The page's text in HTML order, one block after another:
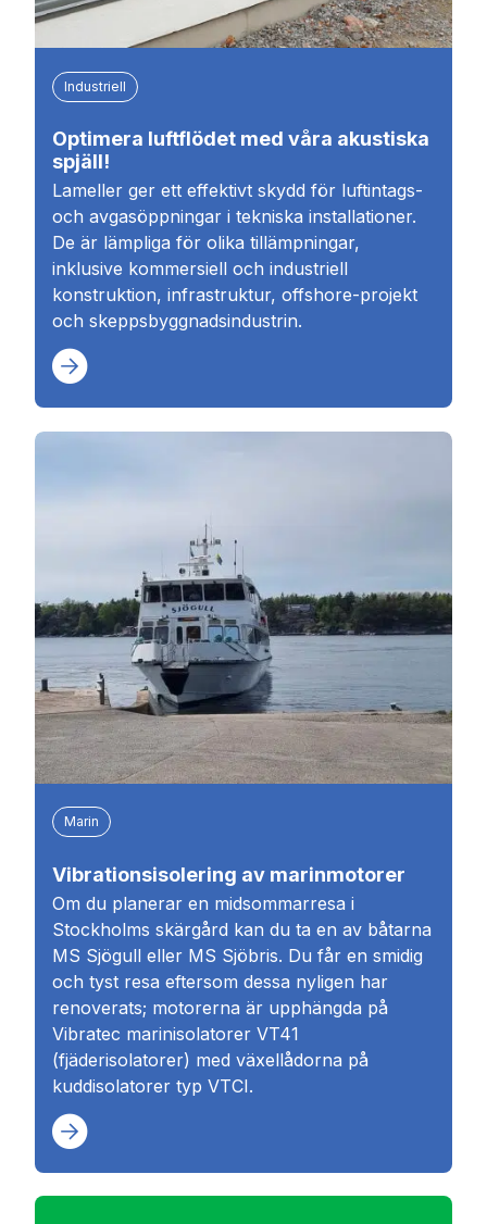
Industriell
Optimera luftflödet med våra akustiska
spjäll!
Lameller ger ett effektivt skydd för luftintags-
och avgasöppningar i tekniska installationer.
De är lämpliga för olika tillämpningar,
inklusive kommersiell och industriell
konstruktion, infrastruktur, offshore-projekt
och skeppsbyggnadsindustrin.
Marin
Vibrationsisolering av marinmotorer
Om du planerar en midsommarresa i
Stockholms skärgård kan du ta en av båtarna
MS Sjögull eller MS Sjöbris. Du får en smidig
och tyst resa eftersom dessa nyligen har
renoverats; motorerna är upphängda på
Vibratec marinisolatorer VT41
(fjäderisolatorer) med växellådorna på
kuddisolatorer typ VTCI.